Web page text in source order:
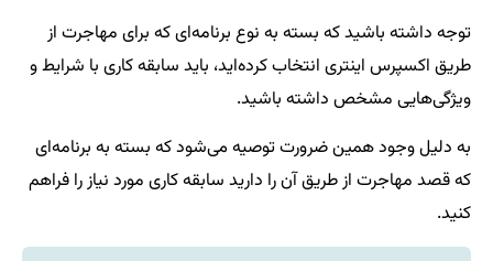
توجه داشته باشید که بسته به نوع برنامه‌ای که برای مهاجرت از
طریق اکسپرس اینتری انتخاب کرده‌اید، باید سابقه کاری با شرایط و
ویژگی‌هایی مشخص داشته باشید.
به دلیل وجود همین ضرورت توصیه می‌شود که بسته به برنامه‌‌ای
که قصد مهاجرت از طریق آن را دارید سابقه کاری مورد نیاز را فراهم
کنید.